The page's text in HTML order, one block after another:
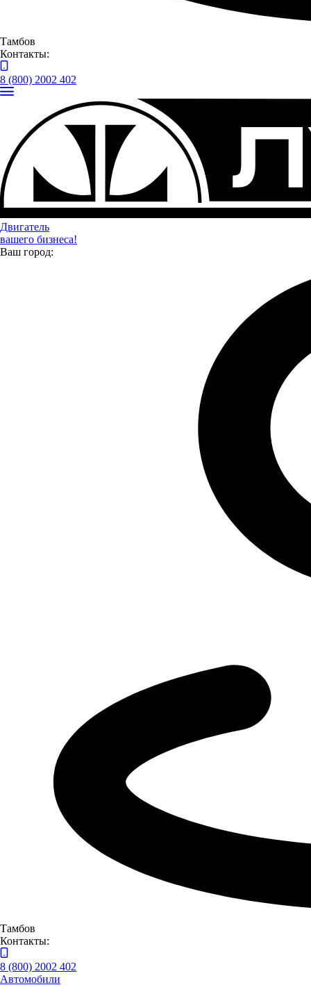
Тамбов
Контакты:
8 (800) 2002 402
Двигатель
вашего бизнеса!
Ваш город:
Тамбов
Контакты:
8 (800) 2002 402
Автомобили
В рамках совещания обсудили итоги реализации в нашей
области федеральных и региональных программ поддержки
предприятий группы компаний «Луидор».
Нижегородской области ЗАО «Завод Труд» начиная с 2018
года активно участвует в программах по возмещению части